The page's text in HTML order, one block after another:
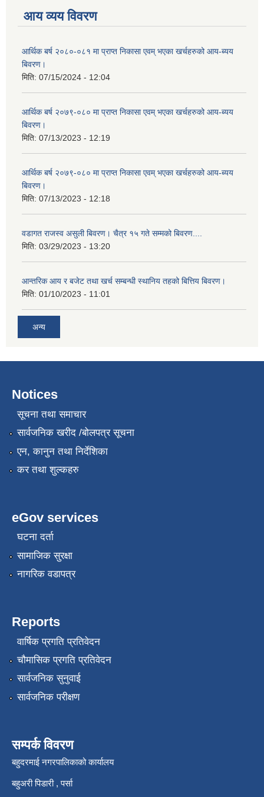
आय व्यय विवरण
आर्थिक बर्ष २०८०-०८१ मा प्राप्त निकासा एवम् भएका खर्चहरुको आय-ब्यय
बिवरण।
मिति: 07/15/2024 - 12:04
आर्थिक बर्ष २०७९-०८० मा प्राप्त निकासा एवम् भएका खर्चहरुको आय-ब्यय
बिवरण।
मिति: 07/13/2023 - 12:19
आर्थिक बर्ष २०७९-०८० मा प्राप्त निकासा एवम् भएका खर्चहरुको आय-ब्यय
बिवरण।
मिति: 07/13/2023 - 12:18
वडागत राजस्व असुली बिवरण। चैत्र १५ गते सम्मको बिवरण....
मिति: 03/29/2023 - 13:20
आन्तरिक आय र बजेट तथा खर्च सम्बन्धी स्थानिय तहको बित्तिय बिवरण।
मिति: 01/10/2023 - 11:01
अन्य
Notices
सूचना तथा समाचार
सार्वजनिक खरीद /बोलपत्र सूचना
एन, कानुन तथा निर्देशिका
कर तथा शुल्कहरु
eGov services
घटना दर्ता
सामाजिक सुरक्षा
नागरिक वडापत्र
Reports
वार्षिक प्रगति प्रतिवेदन
चौमासिक प्रगति प्रतिवेदन
सार्वजनिक सुनुवाई
सार्वजनिक परीक्षण
सम्पर्क विवरण
बहुदरमाई नगरपालिकाको कार्यालय
बहुअरी पिडारी , पर्सा